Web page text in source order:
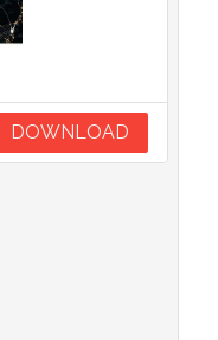
DOWNLOAD